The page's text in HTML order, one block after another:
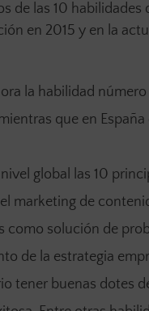
de las 10
en 2015 y en la
la habilidad
que en
global las 10
marketing de
como solución de
de la estrategia
tener buenas dotes